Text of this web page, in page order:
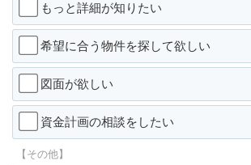
もっと詳細が知りたい
希望に合う物件を探して欲しい
図面が欲しい
資金計画の相談をしたい
【その他】